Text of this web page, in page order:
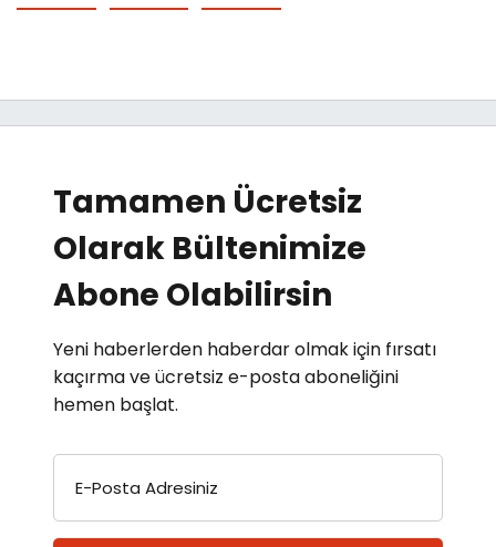
Tamamen Ücretsiz
Olarak Bültenimize
Abone Olabilirsin
Yeni haberlerden haberdar olmak için fırsatı
kaçırma ve ücretsiz e-posta aboneliğini
hemen başlat.
E-Posta Adresiniz